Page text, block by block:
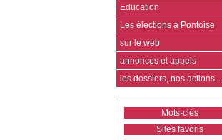
Education
Les élections à Pontoise
sur le web
annonces et appels
les dossiers, nos actions...
Mots-clés
Sites favoris